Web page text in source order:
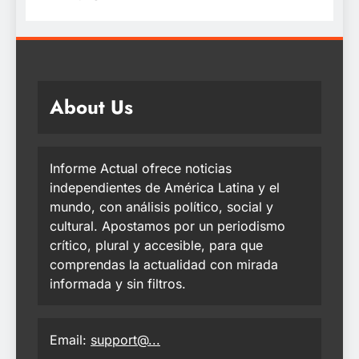
About Us
Informe Actual ofrece noticias
independientes de América Latina y el
mundo, con análisis político, social y
cultural. Apostamos por un periodismo
crítico, plural y accesible, para que
comprendas la actualidad con mirada
informada y sin filtros.
Email: support@...